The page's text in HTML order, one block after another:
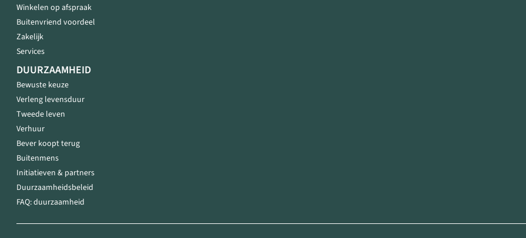
Winkelen op afspraak
Buitenvriend voordeel
Zakelijk
Services
DUURZAAMHEID
Bewuste keuze
Verleng levensduur
Tweede leven
Verhuur
Bever koopt terug
Buitenmens
Initiatieven & partners
Duurzaamheidsbeleid
FAQ: duurzaamheid